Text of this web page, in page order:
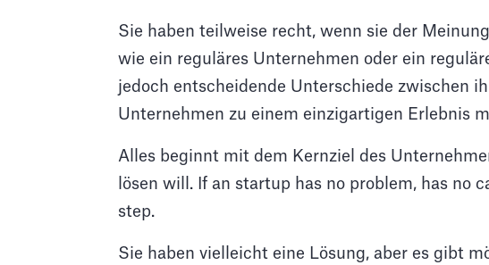
Sie haben teilweise recht, wenn sie der
wie ein reguläres Unternehmen oder ein
jedoch entscheidende Unterschiede zwischen
Unternehmen zu einem einzigartigen Erlebnis
Alles beginnt mit dem Kernziel des
lösen will. If an startup has no problem, has no
step.
Sie haben vielleicht eine Lösung, aber es gibt